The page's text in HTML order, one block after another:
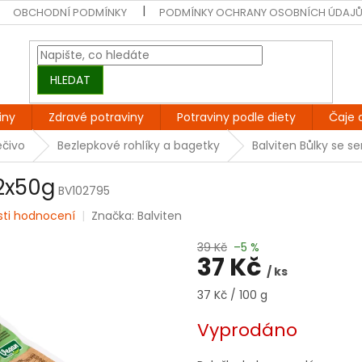
OBCHODNÍ PODMÍNKY PODMÍNKY OCHRANY OSOBNÍCH ÚDAJŮ
HLEDAT
Zdravé potraviny Potraviny podle diety Čaje
Bezlepkové rohlíky a bagetky Balviten Bůlky se
BV102795
hodnocení Značka: Balviten
39 Kč –5 %
37 Kč / ks
Měrná
37 Kč / 100 g
Vyprodáno